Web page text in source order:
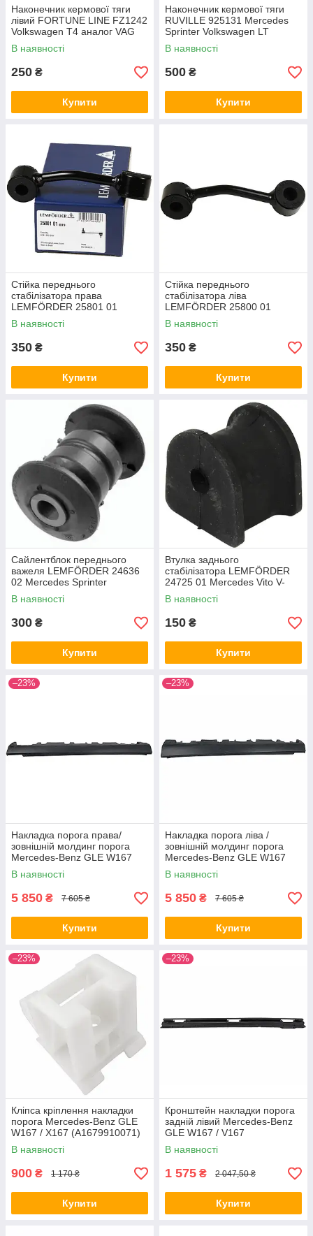
Наконечник кермової тяги
лівий FORTUNE LINE FZ1242
Volkswagen T4 аналог VAG
701419811 / 701419811C
В наявності
250 ₴
Купити
Наконечник кермової тяги
RUVILLE 925131 Mercedes
Sprinter Volkswagen LT
аналог 9014600048
В наявності
500 ₴
Купити
Стійка переднього
стабілізатора права
LEMFÖRDER 25801 01
Mercedes Sprinter Volkswagen
LT аналог A9013200389
В наявності
350 ₴
Купити
Стійка переднього
стабілізатора ліва
LEMFÖRDER 25800 01
Mercedes Sprinter Volkswagen
LT аналог A9013200289
В наявності
350 ₴
Купити
Сайлентблок переднього
важеля LEMFÖRDER 24636
02 Mercedes Sprinter
Volkswagen LT аналог
A9013330214
В наявності
300 ₴
Купити
Втулка заднього
стабілізатора LEMFÖRDER
24725 01 Mercedes Vito V-
Class аналог A6383260281
В наявності
150 ₴
Купити
–23%
Накладка порога права/
зовнішній молдинг порога
Mercedes-Benz GLE W167
(A1676981401) (оригінал, б/у)
В наявності
5 850 ₴ 7 605 ₴
Купити
–23%
Накладка порога ліва /
зовнішній молдинг порога
Mercedes-Benz GLE W167
(A1676981301) без
кронштейнів
В наявності
5 850 ₴ 7 605 ₴
Купити
–23%
Кліпса кріплення накладки
порога Mercedes-Benz GLE
W167 / X167 (A1679910071)
(оригінал, б/у)
В наявності
900 ₴ 1 170 ₴
Купити
–23%
Кронштейн накладки порога
задній лівий Mercedes-Benz
GLE W167 / V167
(A1676988201) (оригінал, б/у)
В наявності
1 575 ₴ 2 047,50 ₴
Купити